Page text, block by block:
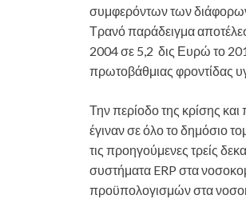
συμφερόντων των
Τρανό παράδειγμα
2004 σε 5,2 δις Ευρώ το
πρωτοβάθμιας φροντίδας
Την περίοδο της κρίσης
έγιναν σε όλο το δημόσιο
τις προηγούμενες τρείς
συστήματα ERP στα
προϋπολογισμών στα